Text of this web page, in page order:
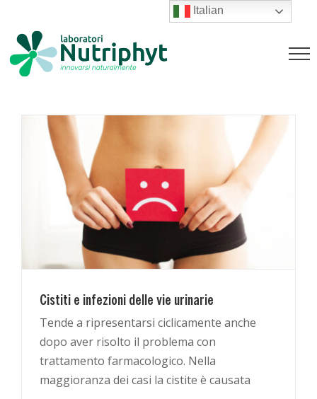
contenutoCistiti e infezioni delle vie urinarie
Magazine
Cistiti e infezioni delle vie urinarie
Tende a ripresentarsi ciclicamente anche
dopo aver risolto il problema con
trattamento farmacologico. Nella
maggioranza dei casi la cistite è causata
Italian